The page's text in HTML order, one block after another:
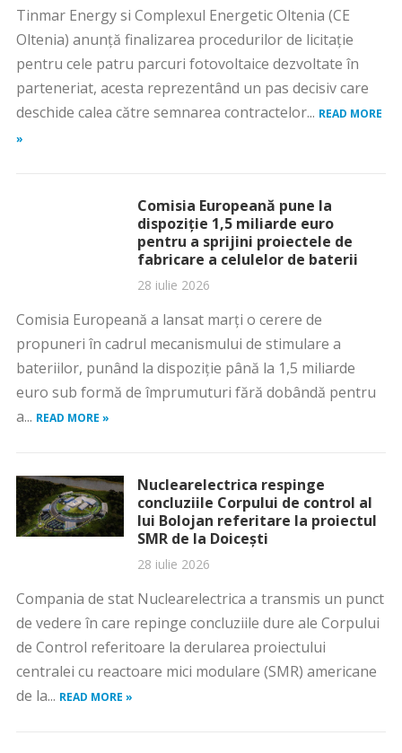
Tinmar Energy si Complexul Energetic Oltenia (CE
Oltenia) anunță finalizarea procedurilor de licitație
pentru cele patru parcuri fotovoltaice dezvoltate în
parteneriat, acesta reprezentând un pas decisiv care
deschide calea către semnarea contractelor... READ MORE
»
Comisia Europeană pune la
dispoziţie 1,5 miliarde euro
pentru a sprijini proiectele de
fabricare a celulelor de baterii
28 iulie 2026
Comisia Europeană a lansat marţi o cerere de
propuneri în cadrul mecanismului de stimulare a
bateriilor, punând la dispoziţie până la 1,5 miliarde
euro sub formă de împrumuturi fără dobândă pentru
a... READ MORE »
Nuclearelectrica respinge
concluziile Corpului de control al
lui Bolojan referitare la proiectul
SMR de la Doicești
28 iulie 2026
Compania de stat Nuclearelectrica a transmis un punct
de vedere în care repinge concluziile dure ale Corpului
de Control referitoare la derularea proiectului
centralei cu reactoare mici modulare (SMR) americane
de la... READ MORE »